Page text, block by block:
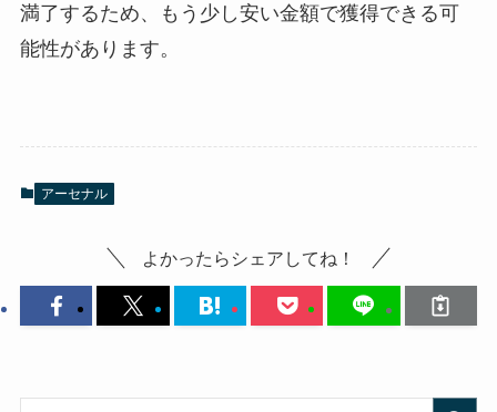
満了するため、もう少し安い金額で獲得できる可
能性があります。
アーセナル
よかったらシェアしてね！